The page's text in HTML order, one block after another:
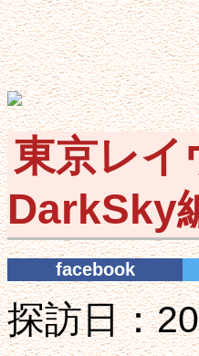
東京レ
DarkSky
facebook
探訪日：